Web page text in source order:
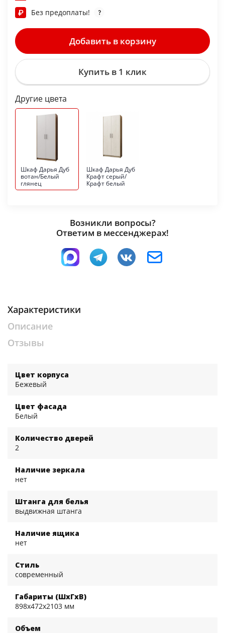
Без предоплаты!
Добавить в корзину
Купить в 1 клик
Другие цвета
Шкаф Дарья Дуб
вотан/Белый
глянец
Шкаф Дарья Дуб
Крафт серый/
Крафт белый
Возникли вопросы?
Ответим в мессенджерах!
Характеристики
Описание
Отзывы
Цвет корпуса
Бежевый
Цвет фасада
Белый
Количество дверей
2
Наличие зеркала
нет
Штанга для белья
выдвижная штанга
Наличие ящика
нет
Стиль
современный
Габариты (ШхГхВ)
898x472x2103 мм
Объем